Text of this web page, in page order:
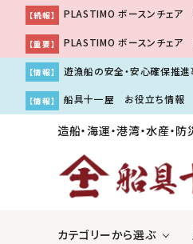
【続報】 PLASTIMO ボースンチェア
【重要】 PLASTIMO ボースンチェア
【情報】 遊漁船の安全・安心確保推
【情報】 船具十一屋 お役立ち情報
造船・海運・港湾・水産・防
カテゴリーから選ぶ